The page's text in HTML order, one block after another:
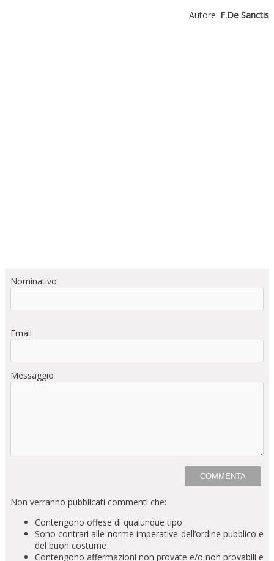
Autore: F.De Sanctis
Nominativo
Email
Messaggio
Non verranno pubblicati commenti che:
Contengono offese di qualunque tipo
Sono contrari alle norme imperative dell’ordine pubblico e
del buon costume
Contengono affermazioni non provate e/o non provabili e